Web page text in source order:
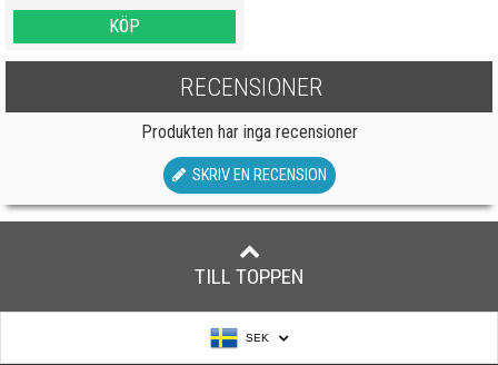
KÖP
RECENSIONER
Produkten har inga recensioner
SKRIV EN RECENSION
TILL TOPPEN
SEK